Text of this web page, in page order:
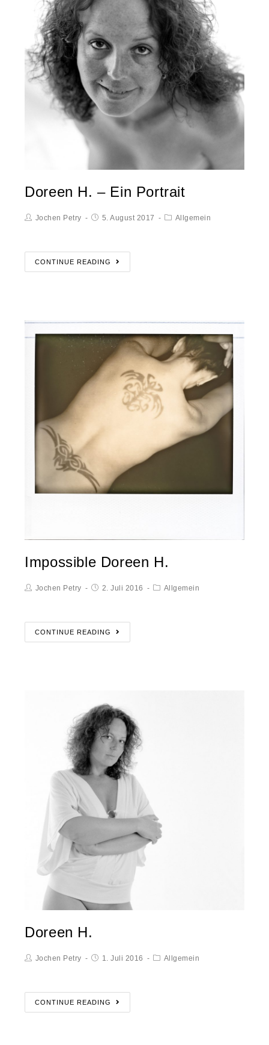
Doreen H. – Ein Portrait
Jochen Petry 5. August 2017 Allgemein
CONTINUE READING
Impossible Doreen H.
Jochen Petry 2. Juli 2016 Allgemein
CONTINUE READING
Doreen H.
Jochen Petry 1. Juli 2016 Allgemein
CONTINUE READING